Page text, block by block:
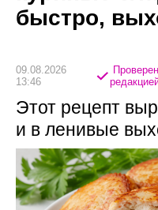
быстро,
09.08.2026
13:46
Этот рецепт
и в ленивые